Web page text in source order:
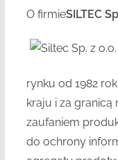
O firmieSILTEC
rynku od 1982
kraju i za granicą
zaufaniem
do ochrony